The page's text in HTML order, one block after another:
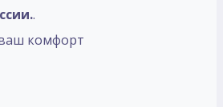
.
комфорт